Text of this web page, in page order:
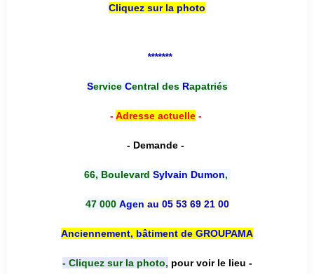
Cliquez sur la photo
*******
Service Central desRapatriés
-Adresse actuelle-
- Demande -
66, Boulevard Sylvain Dumon,
47 000 Agen au 05 53 69 21 00
Anciennement, bâtiment de GROUPAMA
- Cliquez sur la photo, pour voir le lieu -